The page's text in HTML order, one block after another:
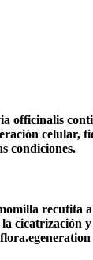
officinalis
celular,
condiciones.
recutita
cicatrización